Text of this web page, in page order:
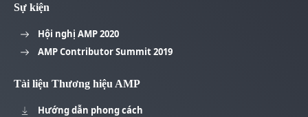
Sự kiện
Hội nghị AMP 2020
AMP Contributor Summit 2019
Tài liệu Thương hiệu AMP
Hướng dẫn phong cách